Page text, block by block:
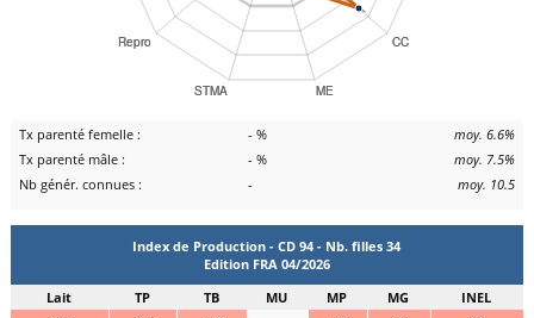
Tx parenté femelle : - %
moy. 6.6%
Tx parenté mâle :
- %
moy. 7.5%
Nb génér. connues :
- moy. 10.5
Index de Production - CD 94 - Nb. filles 34
Edition FRA 04/2026
Lait
TP TB MU MP MG
INEL